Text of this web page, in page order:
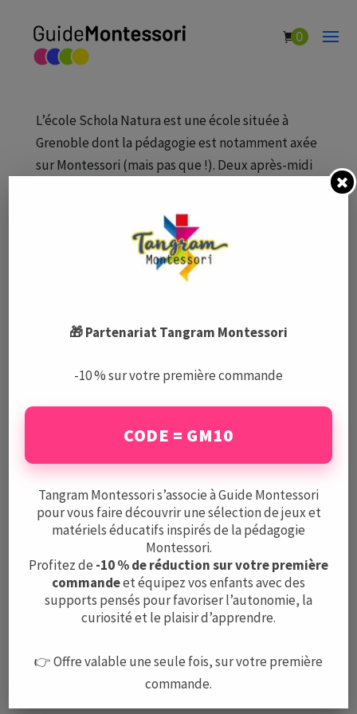
0
Schola Natura
L’école Schola Natura est une école située à
Grenoble dont la pédagogie est notamment axée
sur Montessori (mais pas que !). Deux après-midi
découvertes qui prennent place autour de
différents domaines : potager, théâtre,...
Le Guide Montessori est un centre de ressources complet
et indépendant sur la pédagogie Montessori, les écoles,
Mentions légales
CGV
Protection des données
A PROPOS
Nous contacter
🎁 Partenariat Tangram Montessori
-10 % sur votre première commande
CODE = GM10
Tangram Montessori s’associe à Guide Montessori
pour vous faire découvrir une sélection de jeux et
matériels éducatifs inspirés de la pédagogie
Montessori.
Profitez de -10 % de réduction sur votre première
commandeet équipez vos enfants avec des
supports pensés pour favoriser l’autonomie, la
curiosité et le plaisir d’apprendre.
👉 Offre valable une seule fois, sur votre première
commande.